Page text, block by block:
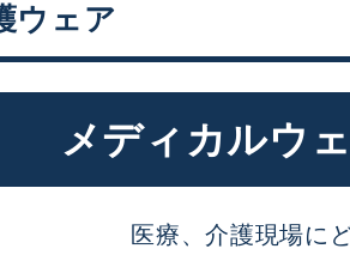
ウェア
メディカルウ
医療、介護現場に